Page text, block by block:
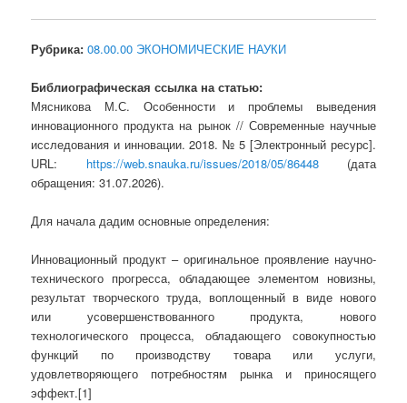
Рубрика: 08.00.00 ЭКОНОМИЧЕСКИЕ НАУКИ
Библиографическая ссылка на статью:
Мясникова М.С. Особенности и проблемы выведения
инновационного продукта на рынок // Современные научные
исследования и инновации. 2018. № 5 [Электронный ресурс].
URL: https://web.snauka.ru/issues/2018/05/86448(дата
обращения: 31.07.2026).
Для начала дадим основные определения:
Инновационный продукт – оригинальное проявление научно-
технического прогресса, обладающее элементом новизны,
результат творческого труда, воплощенный в виде нового
или усовершенствованного продукта, нового
технологического процесса, обладающего совокупностью
функций по производству товара или услуги,
удовлетворяющего потребностям рынка и приносящего
эффект.[1]